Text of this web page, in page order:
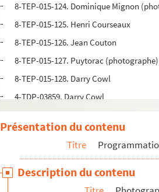
8-TEP-015-124. Dominique Mignon
8-TEP-015-125. Henri Courseaux
8-TEP-015-126. Jean Couton
8-TEP-015-127. Puytorac
8-TEP-015-128. Darry Cowl
4-TDP-03859. Darry Cowl
8-TEP-015-615. Nicole Croisille et
8-TEC-015-013. Nicole Croisille et
8-TEP-015-129. Jacques Cyngiser
8-TEP-015-130. Marie Dabadie
8-TEP-015-131. Gene Fenn
Présentation du contenu
Titre
Description du contenu